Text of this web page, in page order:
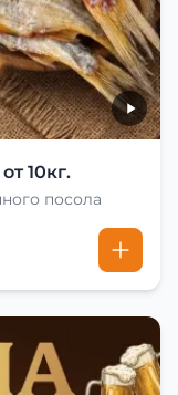
10кг.
посола